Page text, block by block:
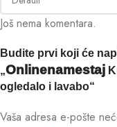
Još nema komentara.
Budite prvi koji će
„Onlinenamestaj
ogledalo i lavabo“
Vaša adresa e-pošte